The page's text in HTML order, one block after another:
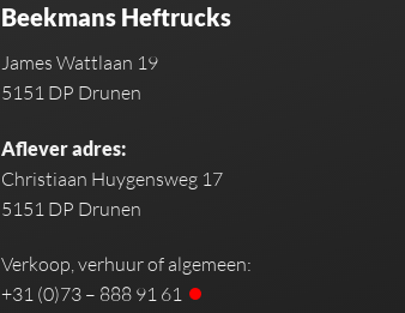
Beekmans Heftrucks
James Wattlaan 19
5151 DP Drunen
Aflever adres:
Christiaan Huygensweg 17
5151 DP Drunen
Verkoop, verhuur of algemeen:
+31 (0)73 – 888 91 61